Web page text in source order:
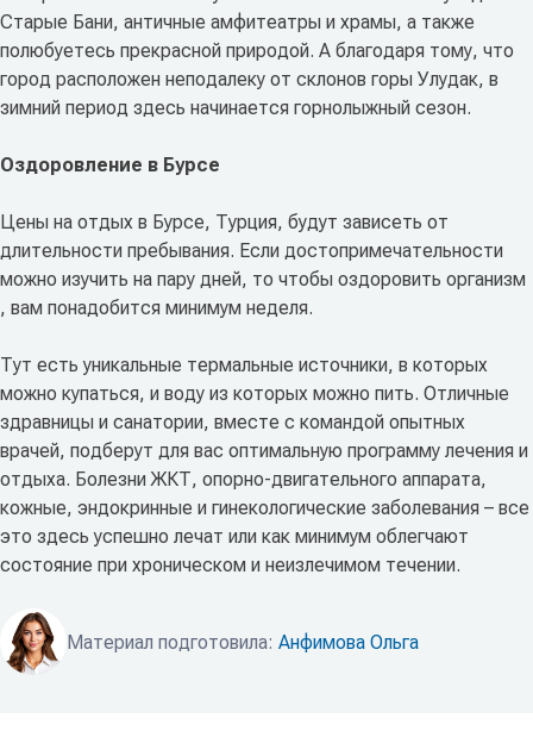
Старые Бани, античные амфитеатры и храмы, а также
полюбуетесь прекрасной природой. А благодаря тому, что
город расположен неподалеку от склонов горы Улудак, в
зимний период здесь начинается горнолыжный сезон.
Оздоровление в Бурсе
Цены на отдых в Бурсе, Турция, будут зависеть от
длительности пребывания. Если достопримечательности
можно изучить на пару дней, то чтобы оздоровить организм
, вам понадобится минимум неделя.
Тут есть уникальные термальные источники, в которых
можно купаться, и воду из которых можно пить. Отличные
здравницы и санатории, вместе с командой опытных
врачей, подберут для вас оптимальную программу лечения и
отдыха. Болезни ЖКТ, опорно-двигательного аппарата,
кожные, эндокринные и гинекологические заболевания – все
это здесь успешно лечат или как минимум облегчают
состояние при хроническом и неизлечимом течении.
Материал подготовила: Анфимова Ольга